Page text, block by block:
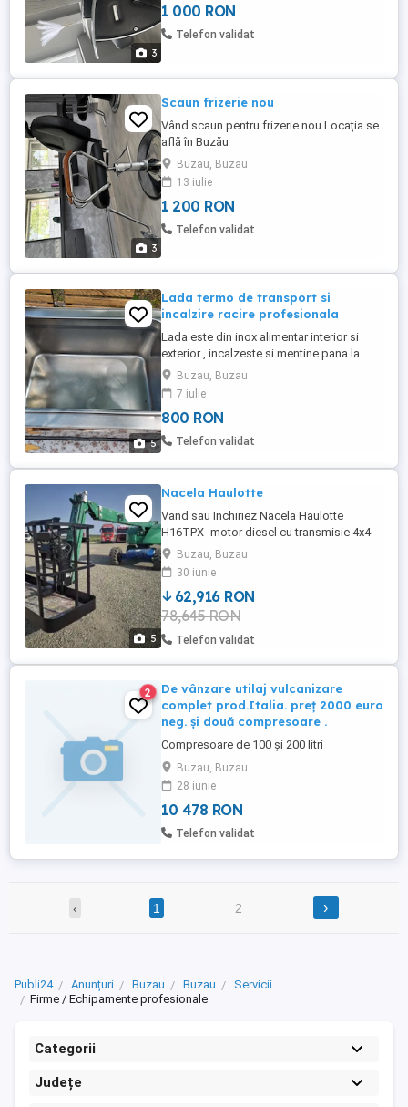
3
1 000 RON
Telefon validat
3
Scaun frizerie nou
Vând scaun pentru frizerie nou Locația se
află în Buzău
Buzau, Buzau
13 iulie
1 200 RON
Telefon validat
5
Lada termo de transport si
incalzire racire profesionala
Lada este din inox alimentar interior si
exterior , incalzeste si mentine pana la
100grade
Buzau, Buzau
7 iulie
800 RON
Telefon validat
5
Nacela Haulotte
Vand sau Inchiriez Nacela Haulotte
H16TPX -motor diesel cu transmisie 4x4 -
greutatea proprie 7050 kg -ridica 200 kg la
16m -generator curent 220V antrenat de
motorul nacelei cu priza 220V in cosul
nacelei. -an fabricatie 2002. -Ore
functionare aproape 6000 ARE CARTE
TEHNICA SI DOCUMENTE ISCIR RECENT
...
Buzau, Buzau
30 iunie
62,916 RON
78,645 RON
Telefon validat
2
De vânzare utilaj vulcanizare
complet prod.Italia. preț 2000 euro
neg. și două compresoare .
Compresoare de 100 și 200 litri
Buzau, Buzau
28 iunie
10 478 RON
Telefon validat
‹ 1 2 ›
Publi24 Anunțuri Buzau Buzau
Servicii
Firme / Echipamente profesionale
Categorii
Județe